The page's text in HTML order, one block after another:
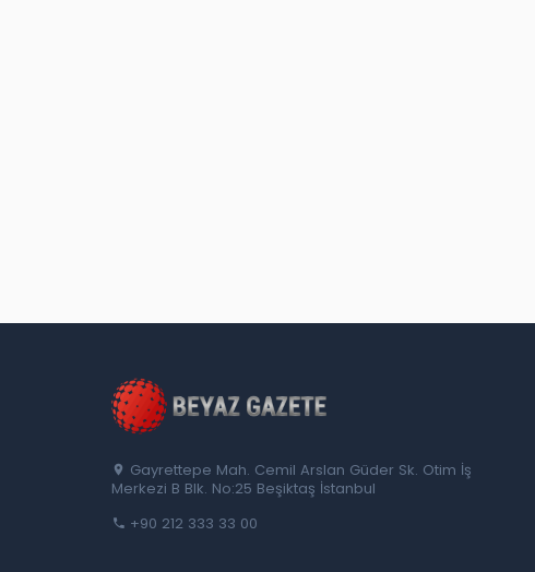
Gayrettepe Mah. Cemil Arslan Güder Sk. Otim İş
Merkezi B Blk. No:25 Beşiktaş İstanbul
+90 212 333 33 00